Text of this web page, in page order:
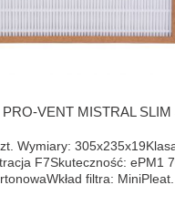
PRO-VENT MISTRAL SLIM
Wymiary:
F7Skuteczność: ePM1
filtra: MiniPleat.